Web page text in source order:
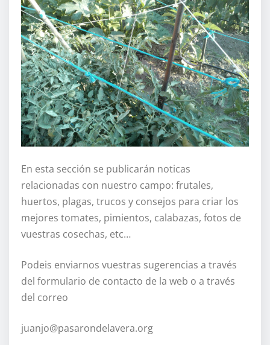
En esta sección se publicarán noticas
relacionadas con nuestro campo: frutales,
huertos, plagas, trucos y consejos para criar los
mejores tomates, pimientos, calabazas, fotos de
vuestras cosechas, etc…
Podeis enviarnos vuestras sugerencias a través
del formulario de contacto de la web o a través
del correo
juanjo@pasarondelavera.org